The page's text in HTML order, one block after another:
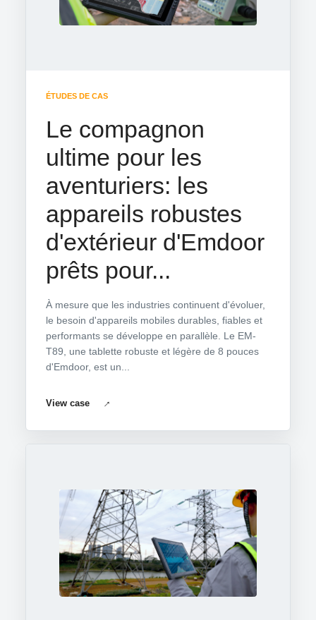
ÉTUDES DE CAS
Le compagnon
ultime pour les
aventuriers: les
appareils robustes
d'extérieur d'Emdoor
prêts pour...
À mesure que les industries continuent d'évoluer,
le besoin d'appareils mobiles durables, fiables et
performants se développe en parallèle. Le EM-
T89, une tablette robuste et légère de 8 pouces
d'Emdoor, est un...
View case